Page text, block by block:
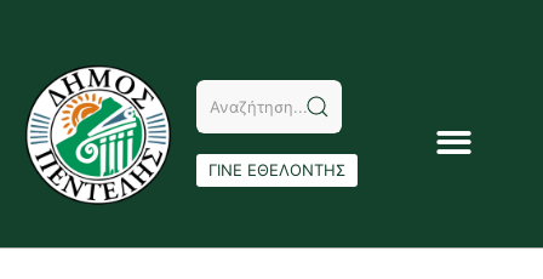
ΓΙΝΕ ΕΘΕΛΟΝΤΗΣ